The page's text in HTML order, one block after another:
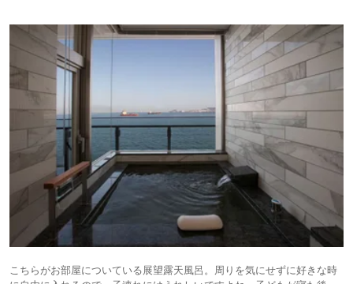
こちらがお部屋についている展望露天風呂。周りを気にせずに好きな時